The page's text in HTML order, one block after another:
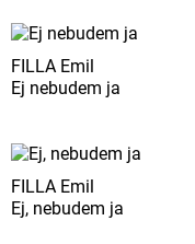
FILLA Emil
Ej nebudem ja
FILLA Emil
Ej, nebudem ja